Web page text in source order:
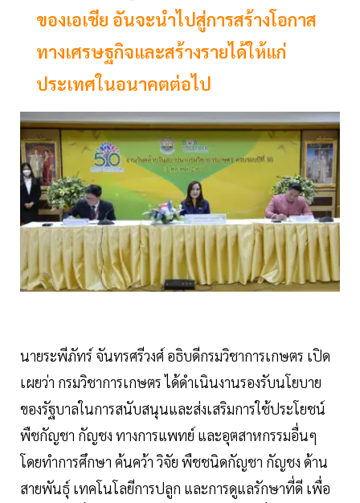
ของเอเชีย อันจะนำไปสู่การสร้างโอกาส
ทางเศรษฐกิจและสร้างรายได้ให้แก่
ประเทศในอนาคตต่อไป
นายระพีภัทร์ จันทรศรีวงศ์ อธิบดีกรมวิชาการเกษตร เปิด
เผยว่า กรมวิชาการเกษตร ได้ดำเนินงานรองรับนโยบาย
ของรัฐบาลในการสนับสนุนและส่งเสริมการใช้ประโยชน์
พืชกัญชา กัญชง ทางการแพทย์ และอุตสาหกรรมอื่นๆ
โดยทำการศึกษา ค้นคว้า วิจัย พืชชนิดกัญชา กัญชง ด้าน
สายพันธุ์ เทคโนโลยีการปลูก และการดูแลรักษาที่ดี เพื่อ